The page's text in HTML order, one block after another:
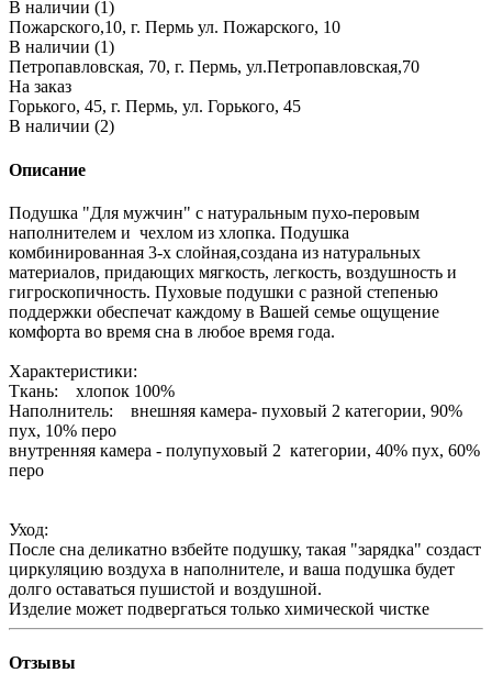
В наличии (1)
Пожарского,10, г. Пермь ул. Пожарского, 10
В наличии (1)
Петропавловская, 70, г. Пермь, ул.Петропавловская,70
На заказ
Горького, 45, г. Пермь, ул. Горького, 45
В наличии (2)
Описание
Подушка "Для мужчин" с натуральным пухо-перовым
наполнителем и чехлом из хлопка. Подушка
комбинированная 3-х слойная,создана из натуральных
материалов, придающих мягкость, легкость, воздушность и
гигроскопичность. Пуховые подушки с разной степенью
поддержки обеспечат каждому в Вашей семье ощущение
комфорта во время сна в любое время года.
Характеристики:
Ткань: хлопок 100%
Наполнитель: внешняя камера- пуховый 2 категории, 90%
пух, 10% перо
внутренняя камера - полупуховый 2 категории, 40% пух, 60%
перо
Уход:
После сна деликатно взбейте подушку, такая "зарядка" создаст
циркуляцию воздуха в наполнителе, и ваша подушка будет
долго оставаться пушистой и воздушной.
Изделие может подвергаться только химической чистке
Отзывы